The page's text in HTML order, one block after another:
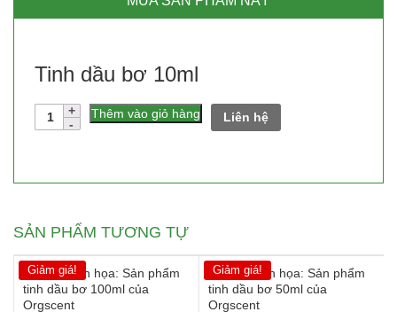
Tinh dầu bơ 10ml
Số
lượng
Thêm vào giỏ hàng Liên hệ
SẢN PHẨM TƯƠNG TỰ
Giảm giá! Giảm giá!